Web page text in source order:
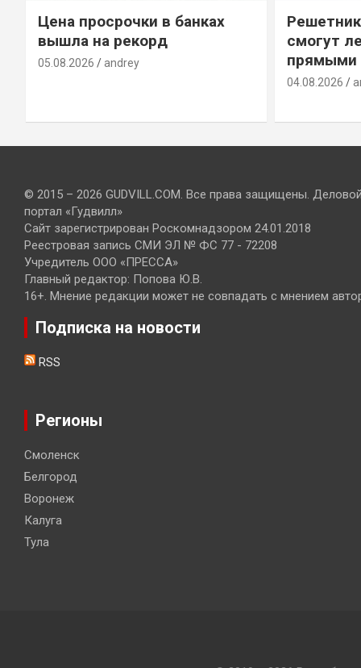
Цена просрочки в банках
вышла на рекорд
05.08.2026 andrey
смогут
прямыми
04.08.2026
© 2015 – 2026 GUDVILL.COM. Все права защищены.
портал «Гудвилл»
Сайт зарегистрирован Роскомнадзором 24.01.2018
Реестровая запись СМИ ЭЛ № ФС 77 - 72208
Учредитель ООО «ПРЕССА»
Главный редактор: Попова Ю.В.
16+. Мнение редакции может не совпадать с мнением
Подписка на новости
RSS
Регионы
Смоленск
Белгород
Воронеж
Калуга
Тула